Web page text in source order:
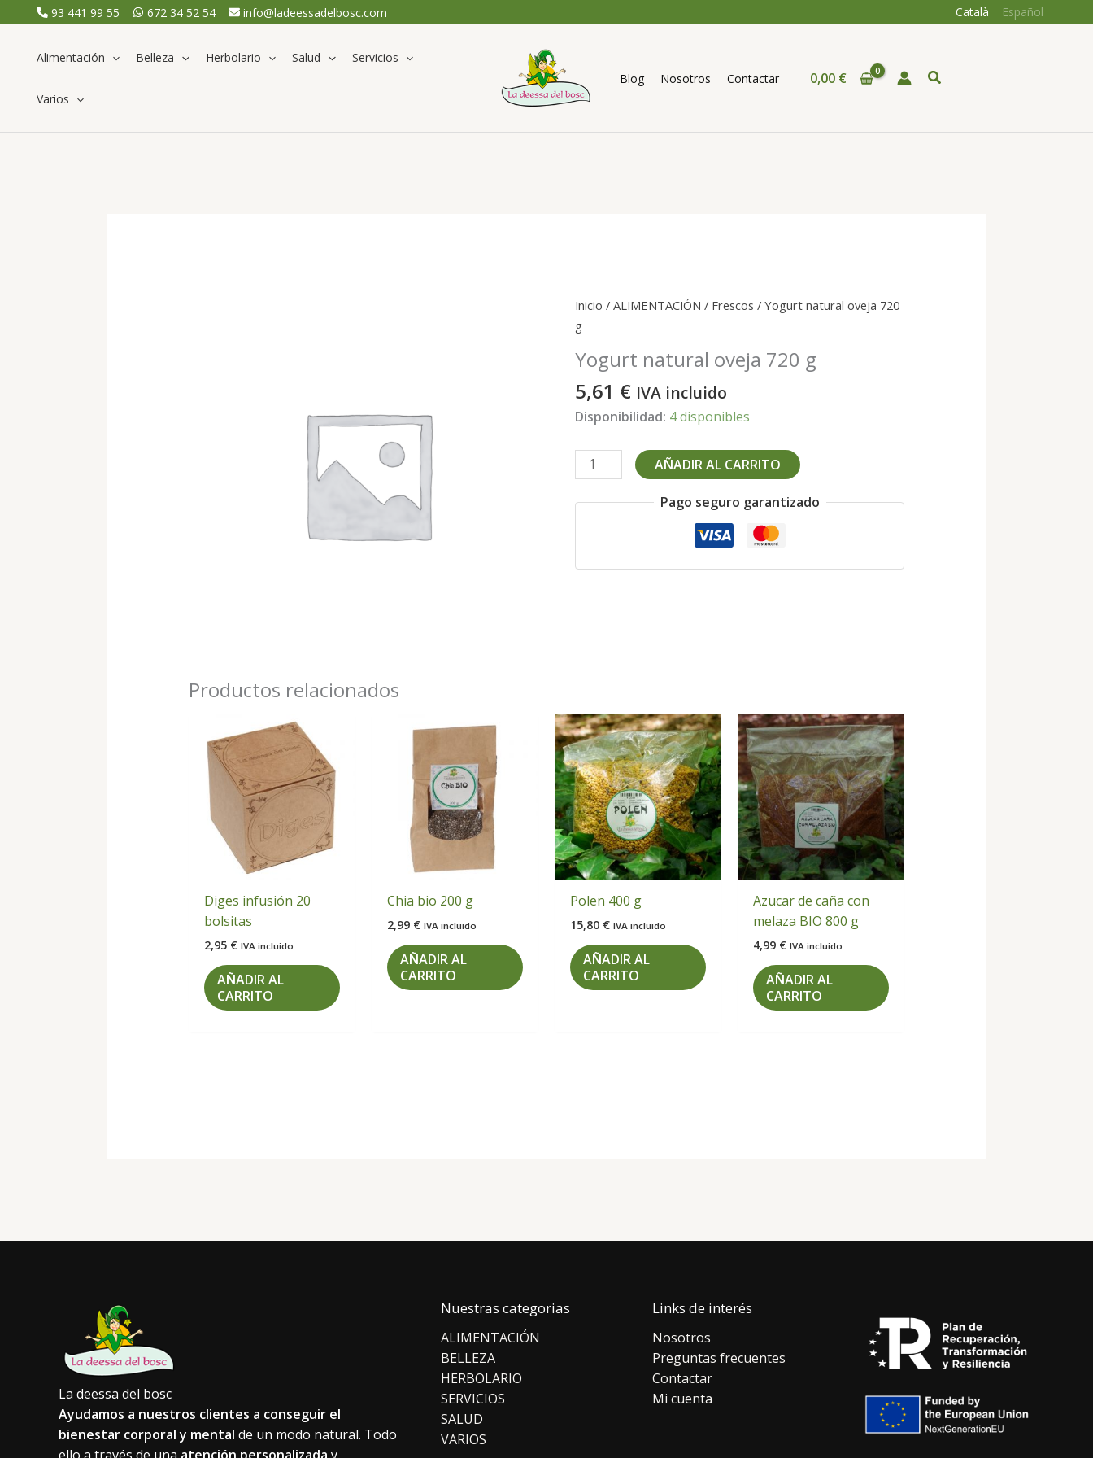
al
contenido
93 441 99 55 672 34 52 54 info@ladeessadelbosc.com Català Español
Alimentación Belleza Herbolario Salud Servicios
Varios
Blog Nosotros Contactar 0,00 € Buscar
Inicio /ALIMENTACIÓN / Frescos / Yogurt natural oveja 720
g
Yogurt natural oveja 720 g
5,61 € IVA incluido
Disponibilidad: 4 disponibles
Yogurt
natural
oveja
AÑADIR AL CARRITO
Pago seguro garantizado
Productos relacionados
Diges infusión 20
bolsitas
2,95 € IVA incluido
AÑADIR AL
CARRITO
Chia bio 200 g
2,99 € IVA incluido
AÑADIR AL
CARRITO
Polen 400 g
15,80 € IVA incluido
AÑADIR AL
CARRITO
Azucar de caña con
melaza BIO 800 g
4,99 € IVA incluido
AÑADIR AL
CARRITO
La deessa del bosc
Ayudamos a nuestros clientes a conseguir el
bienestar corporal y mental de un modo natural. Todo
Nuestras categorias
ALIMENTACIÓN
BELLEZA
HERBOLARIO
SERVICIOS
SALUD
VARIOS
Links de interés
Nosotros
Preguntas frecuentes
Contactar
Mi cuenta